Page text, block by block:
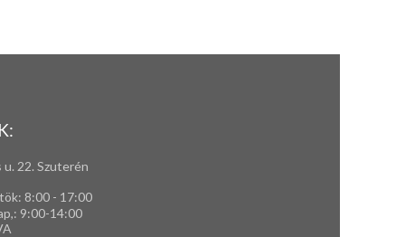
22. Szuterén
8:00 - 17:00
: 9:00-14:00